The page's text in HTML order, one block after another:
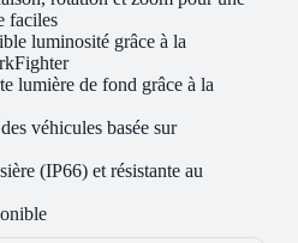
faciles
luminosité grâce à la
lumière de fond grâce à la
véhicules basée sur
(IP66) et résistante au